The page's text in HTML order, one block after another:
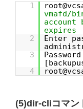
1
vmafd/
account
expires
2
Enter
3
Password
4
(5)dir-cliコマン